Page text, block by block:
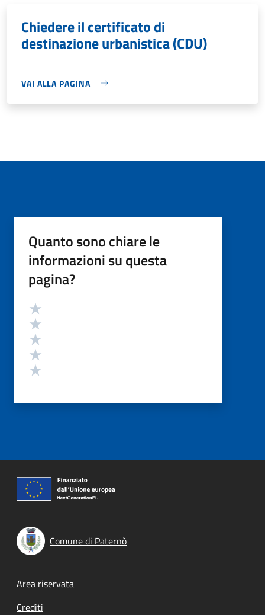
Chiedere il certificato di
destinazione urbanistica (CDU)
VAI ALLA PAGINA
Quanto sono chiare le
informazioni su questa
pagina?
Valutazione
Comune di Paternò
Footer menu
Area riservata
Crediti